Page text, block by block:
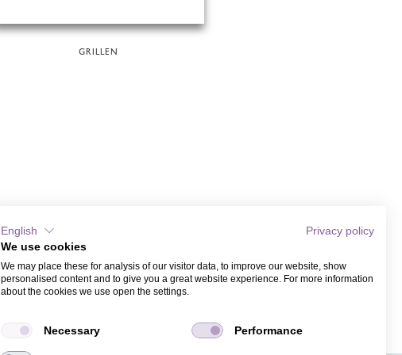
GRILLEN
English
Privacy policy
We use cookies
We may place these for analysis of our visitor data, to improve our website, show
personalised content and to give you a great website experience. For more information
about the cookies we use open the settings.
Necessary Performance